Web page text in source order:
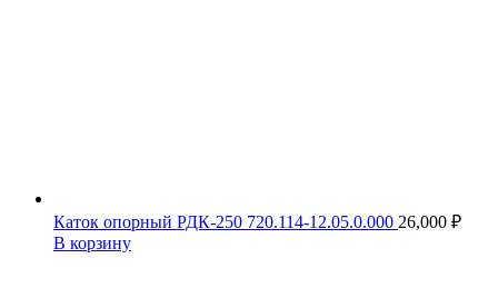
Каток опорный РДК-250 720.114-12.05.0.000 26,000 ₽
В корзину